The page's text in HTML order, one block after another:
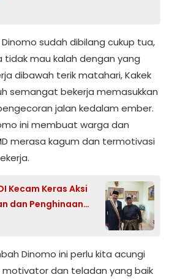
sudah dibilang cukup tua,
mau kalah dengan yang
dibawah terik matahari, Kakek
semangat bekerja memasukkan
jalan kedalam ember.
ini membuat warga dan
merasa kagum dan termotivasi
Kecam Keras Aksi
dan Penghinaan
Swedia
Dinomo ini perlu kita acungi
motivator dan teladan yang baik